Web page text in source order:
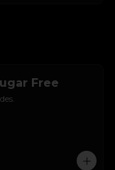
Free